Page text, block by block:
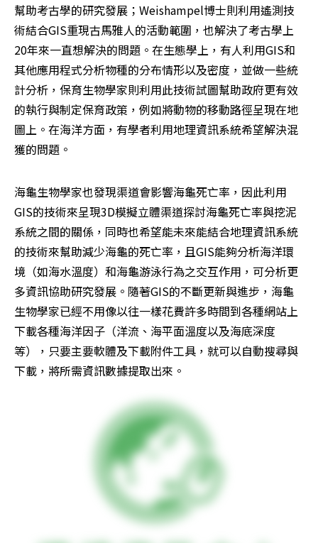
幫助考古學的研究發展；Weishampel博士則利用遙測技
術結合GIS重現古馬雅人的活動範圍，也解決了考古學上
20年來一直想解決的問題。在生態學上，有人利用GIS和
其他應用程式分析物種的分布情形以及密度，並做一些統
計分析，保育生物學家則利用此技術試圖幫助政府更有效
的執行與制定保育政策，例如將動物的移動路徑呈現在地
圖上。在海洋方面，有學者利用地理資訊系統希望解決混
獲的問題。
海龜生物學家也發現渠道會影響海龜死亡率，因此利用
GIS的技術來呈現3D模擬立體渠道探討海龜死亡率與挖泥
系統之間的關係，同時也希望能未來能結合地理資訊系統
的技術來幫助減少海龜的死亡率，且GIS能夠分析海洋環
境（如海水溫度）和海龜游泳行為之交互作用，可分析更
多資訊協助研究發展。隨著GIS的不斷更新與進步，海龜
生物學家已經不用像以往一樣花費許多時間到各種網站上
下載各種海洋因子（洋流、海平面溫度以及海底深度
等），只要主要軟體及下載附件工具，就可以自動搜尋與
下載，將所需資訊數據提取出來。